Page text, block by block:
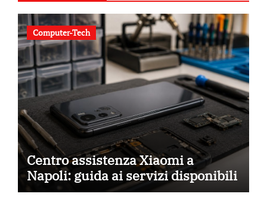
Computer-Tech
Centro assistenza Xiaomi a
Napoli: guida ai servizi disponibili